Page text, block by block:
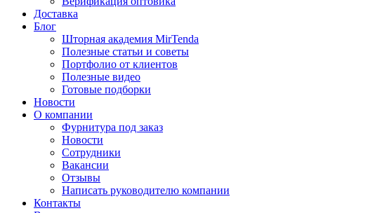
Доставка
Блог
Шторная академия MirTenda
Полезные статьи и советы
Портфолио от клиентов
Полезные видео
Готовые подборки
Новости
О компании
Фурнитура под заказ
Новости
Сотрудники
Вакансии
Отзывы
Написать руководителю компании
Контакты